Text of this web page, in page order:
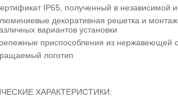
IP65, полученный в независимой
декоративная решетка и
вариантов установки
приспособления из нержавеющей
логотип
ХАРАКТЕРИСТИКИ: